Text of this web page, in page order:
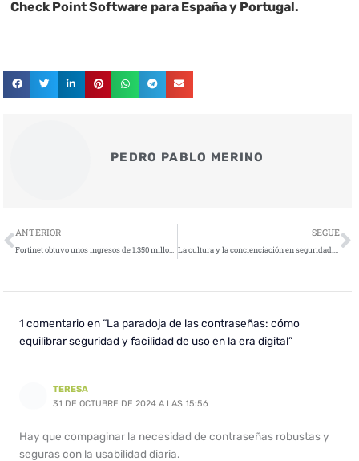
Check Point Software para España y Portugal.
PEDRO PABLO MERINO
Ant
ANTERIOR
Fortinet obtuvo unos ingresos de 1.350 millones de dólares en el primer trimestre de 2024
SEGUE
La cultura y la concienciación en seguridad: la asignatura pendiente de la industria
1 comentario en “La paradoja de las contraseñas: cómo
equilibrar seguridad y facilidad de uso en la era digital”
TERESA
31 DE OCTUBRE DE 2024 A LAS 15:56
Hay que compaginar la necesidad de contraseñas robustas y
seguras con la usabilidad diaria.